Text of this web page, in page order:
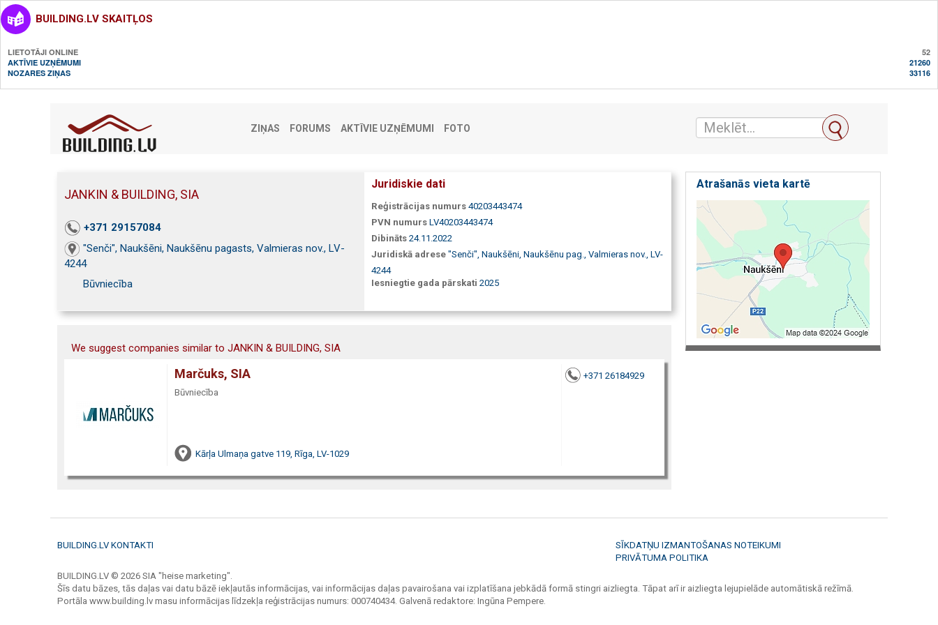
BUILDING.LV SKAITĻOS
LIETOTĀJI ONLINE
52
AKTĪVIE UZŅĒMUMI
21260
NOZARES ZIŅAS
33116
ZIŅAS FORUMS AKTĪVIE UZŅĒMUMI FOTO
JANKIN & BUILDING, SIA
+371 29157084
"Senči", Naukšēni, Naukšēnu pagasts, Valmieras nov., LV-
4244
Būvniecība
Juridiskie dati
Reģistrācijas numurs 40203443474
PVN numurs LV40203443474
Dibināts 24.11.2022
Juridiskā adrese "Senči", Naukšēni, Naukšēnu pag., Valmieras nov., LV-
4244
Iesniegtie gada pārskati 2025
We suggest companies similar to JANKIN & BUILDING, SIA
Marčuks, SIA
Būvniecība
Kārļa Ulmaņa gatve 119, Rīga, LV-1029
+371 26184929
Atrašanās vieta kartē
BUILDING.LV KONTAKTI
SĪKDATŅU IZMANTOŠANAS NOTEIKUMI
PRIVĀTUMA POLITIKA
BUILDING.LV © 2026 SIA "heise marketing".
Šīs datu bāzes, tās daļas vai datu bāzē iekļautās informācijas, vai informācijas daļas pavairošana vai izplatīšana jebkādā formā stingri aizliegta. Tāpat arī ir aizliegta lejupielāde automātiskā režīmā.
Portāla www.building.lv masu informācijas līdzekļa reģistrācijas numurs: 000740434. Galvenā redaktore: Ingūna Pempere.